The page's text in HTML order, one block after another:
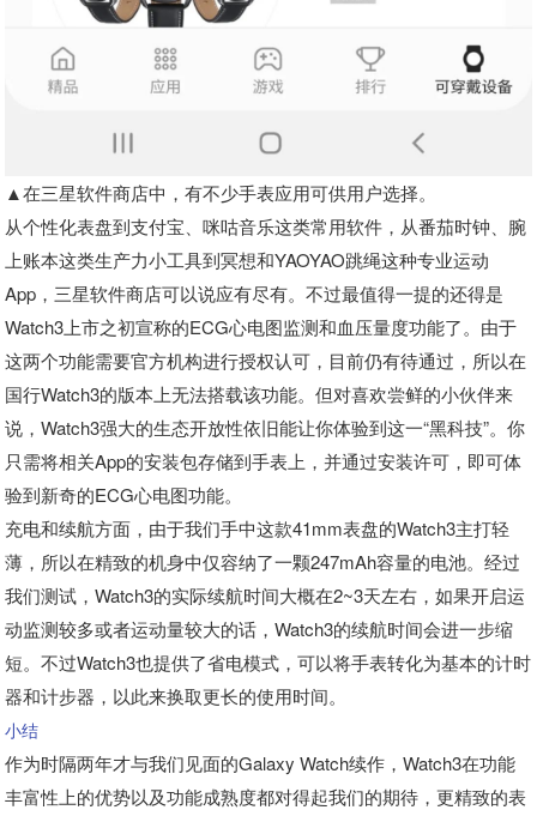
▲在三星软件商店中，有不少手表应用可供用户选择。
从个性化表盘到支付宝、咪咕音乐这类常用软件，从番茄时钟、腕
上账本这类生产力小工具到冥想和YAOYAO跳绳这种专业运动
App，三星软件商店可以说应有尽有。不过最值得一提的还得是
Watch3上市之初宣称的ECG心电图监测和血压量度功能了。由于
这两个功能需要官方机构进行授权认可，目前仍有待通过，所以在
国行Watch3的版本上无法搭载该功能。但对喜欢尝鲜的小伙伴来
说，Watch3强大的生态开放性依旧能让你体验到这一“黑科技”。你
只需将相关App的安装包存储到手表上，并通过安装许可，即可体
验到新奇的ECG心电图功能。
充电和续航方面，由于我们手中这款41mm表盘的Watch3主打轻
薄，所以在精致的机身中仅容纳了一颗247mAh容量的电池。经过
我们测试，Watch3的实际续航时间大概在2~3天左右，如果开启运
动监测较多或者运动量较大的话，Watch3的续航时间会进一步缩
短。不过Watch3也提供了省电模式，可以将手表转化为基本的计时
器和计步器，以此来换取更长的使用时间。
小结
作为时隔两年才与我们见面的Galaxy Watch续作，Watch3在功能
丰富性上的优势以及功能成熟度都对得起我们的期待，更精致的表